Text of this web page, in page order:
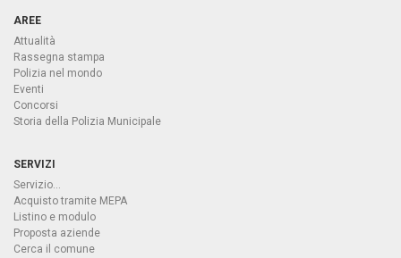
AREE
Attualità
Rassegna stampa
Polizia nel mondo
Eventi
Concorsi
Storia della Polizia Municipale
SERVIZI
Servizio...
Acquisto tramite MEPA
Listino e modulo
Proposta aziende
Cerca il comune